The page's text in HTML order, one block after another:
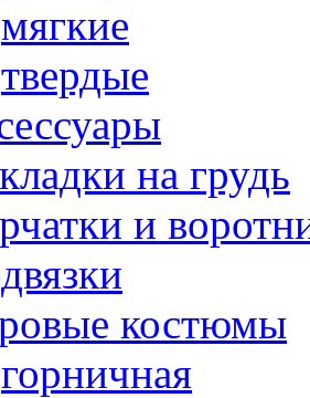
мягкие
твердые
на грудь
и
костюмы
горничная